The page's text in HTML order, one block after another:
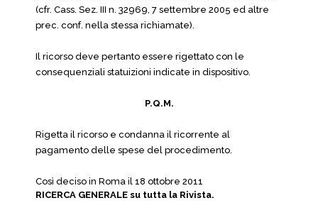
(cfr. Cass. Sez. III n. 32969, 7 settembre 2005 ed altre
prec. conf. nella stessa richiamate).
Il ricorso deve pertanto essere rigettato con le
consequenziali statuizioni indicate in dispositivo.
P.Q.M.
Rigetta il ricorso e condanna il ricorrente al
pagamento delle spese del procedimento.
Così deciso in Roma il 18 ottobre 2011
RICERCA GENERALE su tutta la Rivista.